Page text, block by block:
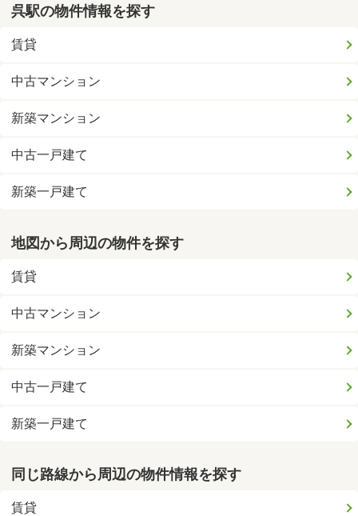
呉駅の物件情報を探す
賃貸
中古マンション
新築マンション
中古一戸建て
新築一戸建て
地図から周辺の物件を探す
賃貸
中古マンション
新築マンション
中古一戸建て
新築一戸建て
同じ路線から周辺の物件情報を探す
賃貸